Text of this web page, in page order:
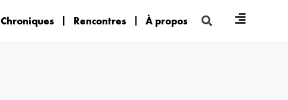
Chroniques Rencontres À propos